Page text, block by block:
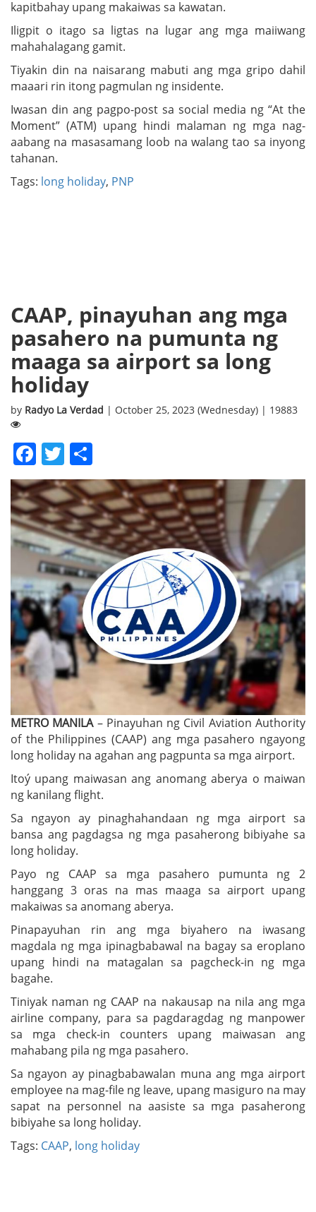
kapitbahay upang makaiwas sa kawatan.
Iligpit o itago sa ligtas na lugar ang mga maiiwang
mahahalagang gamit.
Tiyakin din na naisarang mabuti ang mga gripo dahil
maaari rin itong pagmulan ng insidente.
Iwasan din ang pagpo-post sa social media ng “At the
Moment” (ATM) upang hindi malaman ng mga nag-
aabang na masasamang loob na walang tao sa inyong
tahanan.
Tags: long holiday, PNP
CAAP, pinayuhan ang mga
pasahero na pumunta ng
maaga sa airport sa long
holiday
by Radyo La Verdad | October 25, 2023 (Wednesday) | 19883
Facebook
Twitter
METRO MANILA – Pinayuhan ng Civil Aviation Authority
of the Philippines (CAAP) ang mga pasahero ngayong
long holiday na agahan ang pagpunta sa mga airport.
Itoý upang maiwasan ang anomang aberya o maiwan
ng kanilang flight.
Sa ngayon ay pinaghahandaan ng mga airport sa
bansa ang pagdagsa ng mga pasaherong bibiyahe sa
long holiday.
Payo ng CAAP sa mga pasahero pumunta ng 2
hanggang 3 oras na mas maaga sa airport upang
makaiwas sa anomang aberya.
Pinapayuhan rin ang mga biyahero na iwasang
magdala ng mga ipinagbabawal na bagay sa eroplano
upang hindi na matagalan sa pagcheck-in ng mga
bagahe.
Tiniyak naman ng CAAP na nakausap na nila ang mga
airline company, para sa pagdaragdag ng manpower
sa mga check-in counters upang maiwasan ang
mahabang pila ng mga pasahero.
Sa ngayon ay pinagbabawalan muna ang mga airport
employee na mag-file ng leave, upang masiguro na may
sapat na personnel na aasiste sa mga pasaherong
bibiyahe sa long holiday.
Tags: CAAP, long holiday